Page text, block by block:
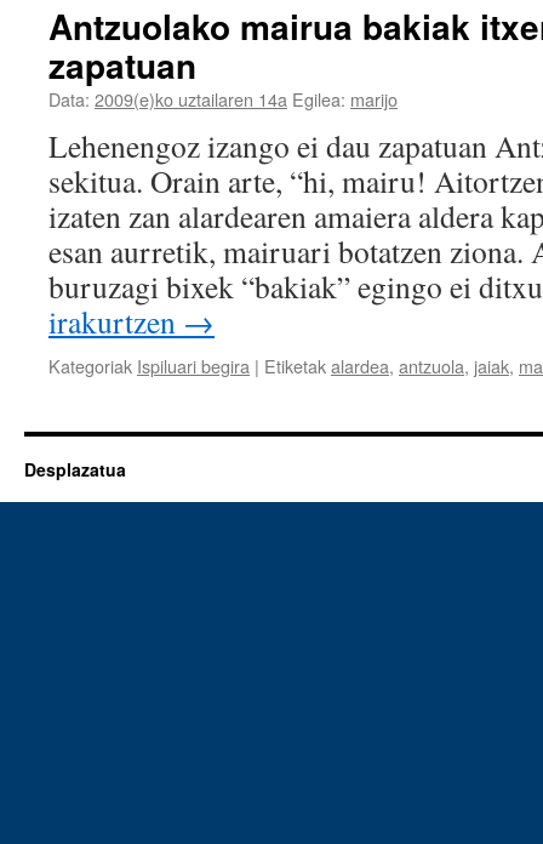
Antzuolako mairua bakiak
zapatuan
Data: 2009(e)ko uztailaren 14a Egilea: marijo
Lehenengoz izango ei dau zapatuan
sekitua. Orain arte, “hi, mairu!
izaten zan alardearen amaiera aldera
esan aurretik, mairuari botatzen ziona.
buruzagi bixek “bakiak” egingo ei
irakurtzen →
Kategoriak Ispiluari begira | Etiketakalardea, antzuola, jaiak,
Desplazatua